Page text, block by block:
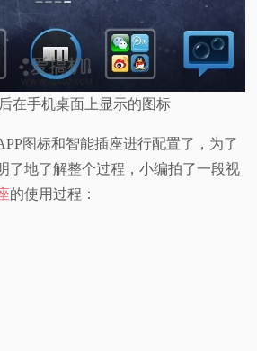
在手机桌面上显示的图标
图标和智能插座进行配置了，为了
了地了解整个过程，小编拍了一段视
的使用过程：